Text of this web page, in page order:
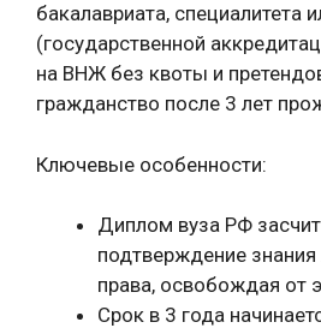
бакалавриата, специалитета
(государственной
на ВНЖ без квоты и
гражданство после 3 лет
Ключевые особенности:
Диплом вуза РФ
подтверждение
права, освобождая от
Срок в 3 года